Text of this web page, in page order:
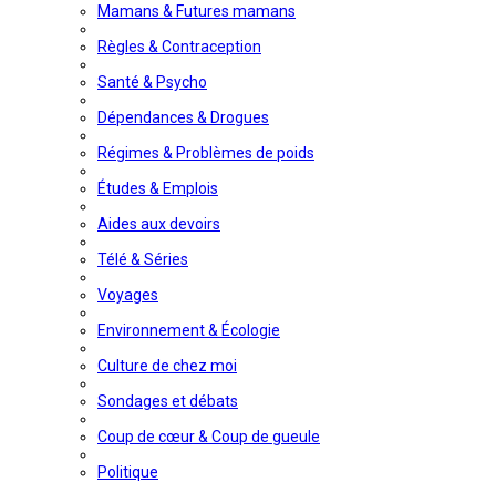
Mamans & Futures mamans
Règles & Contraception
Santé & Psycho
Dépendances & Drogues
Régimes & Problèmes de poids
Études & Emplois
Aides aux devoirs
Télé & Séries
Voyages
Environnement & Écologie
Culture de chez moi
Sondages et débats
Coup de cœur & Coup de gueule
Politique